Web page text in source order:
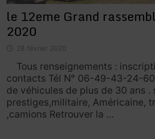
le 12eme Grand
2020
28 février 2020
Tous renseignements :
contacts Tél N° 06-49-43-24-
de véhicules de plus de 30 ans .
prestiges,militaire, Américaine,
,camions Retrouver la …